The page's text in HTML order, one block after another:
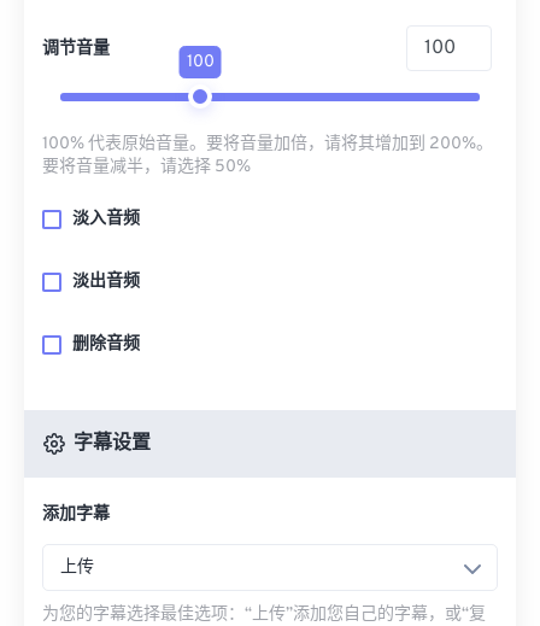
调节音量
100
100% 代表原始音量。要将音量加倍，请将其增加到 200%。
要将音量减半，请选择 50%
淡入音频
淡出音频
删除音频
字幕设置
添加字幕
上传
为您的字幕选择最佳选项：“上传”添加您自己的字幕，或“复